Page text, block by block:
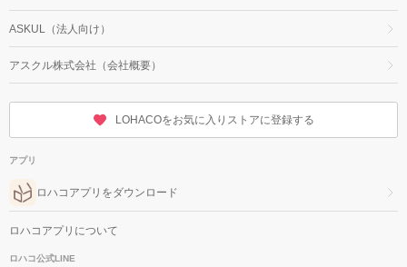
ASKUL（法人向け）
アスクル株式会社（会社概要）
LOHACOをお気に入りストアに登録する
アプリ
ロハコアプリをダウンロード
ロハコアプリについて
ロハコ公式LINE